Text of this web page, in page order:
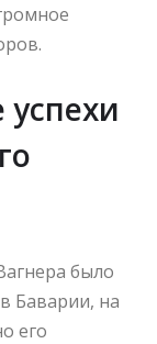
было
Баварии, на
его